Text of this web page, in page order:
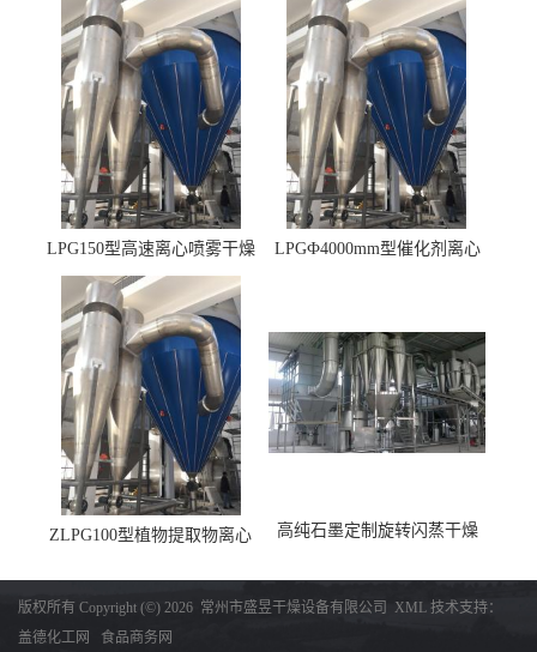
LPG150型高速离心喷雾干燥
机 φ2.85m
LPGФ4000mm型催化剂离心
ZLPG100型植物提取物离心
高纯石墨定制旋转闪蒸干燥
版权所有 Copyright (©) 2026 常州市盛昱干燥设备有限公司 XML 技术支持：
盖德化工网
食品商务网